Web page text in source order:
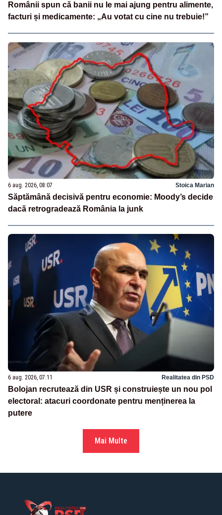
Românii spun că banii nu le mai ajung pentru alimente,
facturi și medicamente: „Au votat cu cine nu trebuie!”
6 aug. 2026, 08:07 Stoica Marian
Săptămână decisivă pentru economie: Moody’s decide
dacă retrogradează România la junk
6 aug. 2026, 07:11 Realitatea din PSD
Bolojan recrutează din USR și construiește un nou pol
electoral: atacuri coordonate pentru menținerea la
putere
Mai Multe